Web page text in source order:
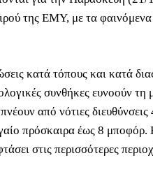
της ΕΜΥ, με τα
κατά τόπους και κατά
συνθήκες ευνοούν τη
από νότιες διευθύνσεις
πρόσκαιρα έως 8
στις περισσότερες